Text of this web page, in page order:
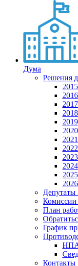
Дума
Решения
Депутаты
План
График
Контакты